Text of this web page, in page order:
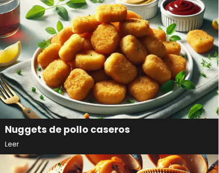
Nuggets de pollo caseros
Leer